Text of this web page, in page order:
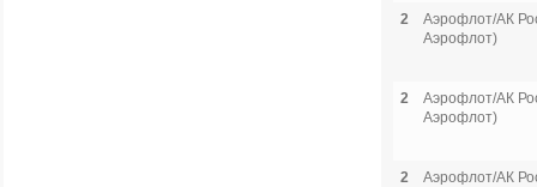
2
Аэрофлот/АК
Аэрофлот)
2
Аэрофлот/АК
Аэрофлот)
2
Аэрофлот/АК